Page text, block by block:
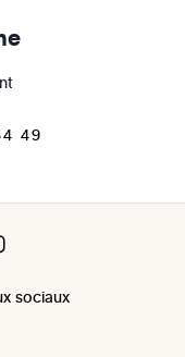
49
sociaux